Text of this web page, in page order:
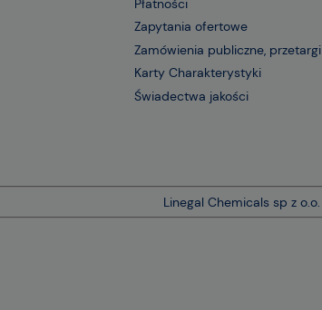
Zapytania ofertowe
Zamówienia publiczne, przetargi
Karty Charakterystyki
Świadectwa jakości
Linegal Chemicals sp z o.o.